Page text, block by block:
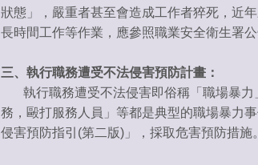
狀態」，嚴重者甚至會造成工作者猝死，近
長時間工作等作業，應參照職業安全衛生署
三、執行職務遭受不法侵害預防計畫：
執行職務遭受不法侵害即俗稱「職場暴力
務，毆打服務人員」等都是典型的職場暴力
侵害預防指引(第二版)」，採取危害預防措施。